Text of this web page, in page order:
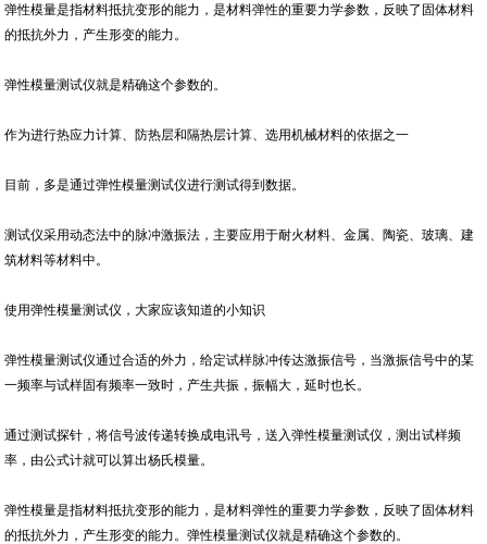
弹性模量是指材料抵抗变形的能力，是材料弹性的重要力学参数，反映了固体材料
的抵抗外力，产生形变的能力。
弹性模量测试仪就是精确这个参数的。
作为进行热应力计算、防热层和隔热层计算、选用机械材料的依据之一
目前，多是通过弹性模量测试仪进行测试得到数据。
测试仪采用动态法中的脉冲激振法，主要应用于耐火材料、金属、陶瓷、玻璃、建
筑材料等材料中。
使用弹性模量测试仪，大家应该知道的小知识
弹性模量测试仪通过合适的外力，给定试样脉冲传达激振信号，当激振信号中的某
一频率与试样固有频率一致时，产生共振，振幅大，延时也长。
通过测试探针，将信号波传递转换成电讯号，送入弹性模量测试仪，测出试样频
率，由公式计就可以算出杨氏模量。
弹性模量是指材料抵抗变形的能力，是材料弹性的重要力学参数，反映了固体材料
的抵抗外力，产生形变的能力。弹性模量测试仪就是精确这个参数的。